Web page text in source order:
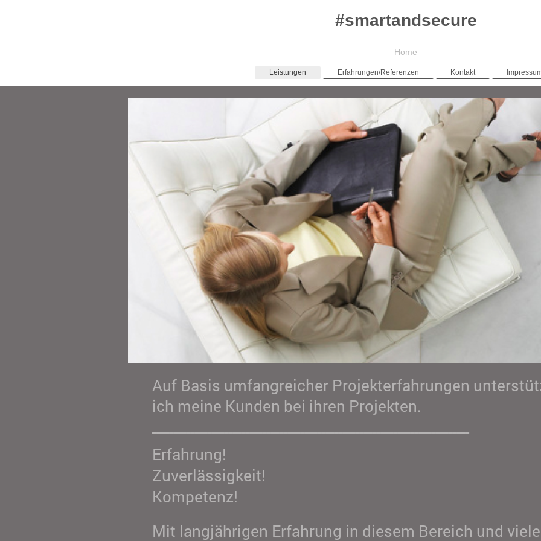
#smartandsecure
Home
Leistungen Erfahrungen/Referenzen Kontakt
Auf Basis umfangreicher Projekterfahrungen
ich meine Kunden bei ihren Projekten.
Erfahrung!
Zuverlässigkeit!
Kompetenz!
Mit langjährigen Erfahrung in diesem Bereich und